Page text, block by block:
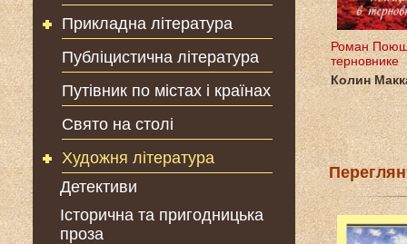
Прикладна література
Публіцистична література
Путівник по містах і країнах
Свято на столі
Художня література
Детективи
Історична та пригодницька
проза
Роман
терновнике
Колин